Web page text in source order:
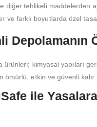
diğer tehlikeli maddelerden
ve farklı boyutlarda özel
Depolamanın
ürünleri; kimyasal yapıları
ömürlü, etkin ve güvenli
ile